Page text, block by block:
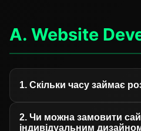
A. Website
1. Скільки часу займає
Терміни залежать від
одностранічний сайт
2. Чи можна замовити
індивідуальним